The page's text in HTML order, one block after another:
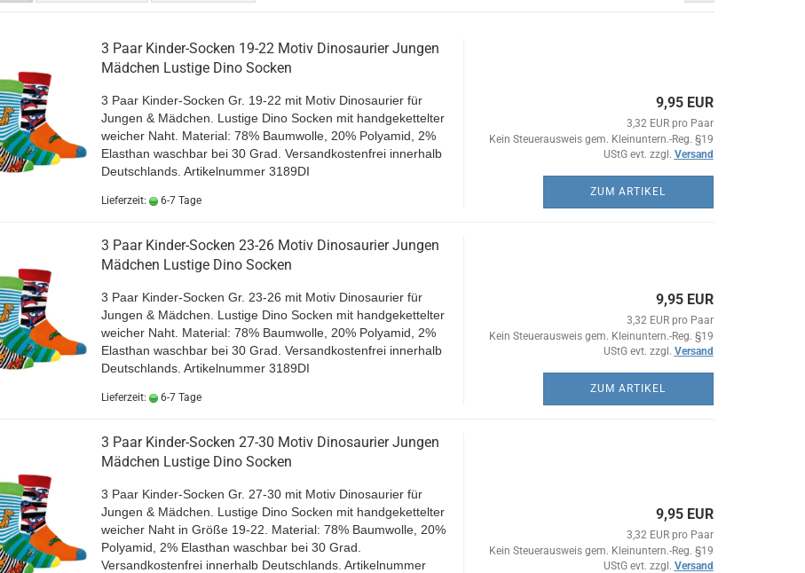
3 Paar Kinder-Socken 19-22 Motiv Dinosaurier Jungen
Mädchen Lustige Dino Socken
3 Paar Kinder-Socken Gr. 19-22 mit Motiv Dinosaurier für
Jungen & Mädchen. Lustige Dino Socken mit handgekettelter
weicher Naht. Material: 78% Baumwolle, 20% Polyamid, 2%
Elasthan waschbar bei 30 Grad. Versandkostenfrei innerhalb
Deutschlands. Artikelnummer 3189DI
Lieferzeit: 6-7 Tage
9,95 EUR
3,32 EUR pro Paar
Kein Steuerausweis gem. Kleinuntern.-Reg. §19
UStG evt. zzgl. Versand
ZUM ARTIKEL
3 Paar Kinder-Socken 23-26 Motiv Dinosaurier Jungen
Mädchen Lustige Dino Socken
3 Paar Kinder-Socken Gr. 23-26 mit Motiv Dinosaurier für
Jungen & Mädchen. Lustige Dino Socken mit handgekettelter
weicher Naht. Material: 78% Baumwolle, 20% Polyamid, 2%
Elasthan waschbar bei 30 Grad. Versandkostenfrei innerhalb
Deutschlands. Artikelnummer 3189DI
Lieferzeit: 6-7 Tage
9,95 EUR
3,32 EUR pro Paar
Kein Steuerausweis gem. Kleinuntern.-Reg. §19
UStG evt. zzgl. Versand
ZUM ARTIKEL
3 Paar Kinder-Socken 27-30 Motiv Dinosaurier Jungen
Mädchen Lustige Dino Socken
3 Paar Kinder-Socken Gr. 27-30 mit Motiv Dinosaurier für
Jungen & Mädchen. Lustige Dino Socken mit handgekettelter
weicher Naht in Größe 19-22 . Material: 78% Baumwolle, 20%
Polyamid, 2% Elasthan waschbar bei 30 Grad.
Versandkostenfrei innerhalb Deutschlands. Artikelnummer
9,95 EUR
3,32 EUR pro Paar
Kein Steuerausweis gem. Kleinuntern.-Reg. §19
UStG evt. zzgl. Versand